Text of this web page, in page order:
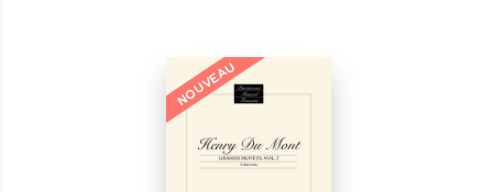
NOUVEAU